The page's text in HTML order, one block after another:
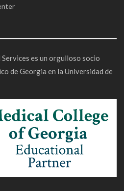
es un orgulloso socio
de Georgia en la Universidad de